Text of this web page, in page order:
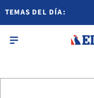
TEMAS DEL DÍA: